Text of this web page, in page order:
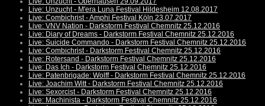
Live: Unzucht - M'era Luna Festival Hildesheim 12.08.2017
Live: Combichrist - Amphi Festival Köln 23.07.2017
Live: VNV Nation - Darkstorm Festival Chemnitz 25.12.2016
Live: Diary of Dreams - Darkstorm Festival Chemnitz 25.12.2016
Live: Suicide Commando - Darkstorm Festival Chemnitz 25.12.2016
Live: Combichrist - Darkstorm Festival Chemnitz 25.12.2016
Live: Rotersand - Darkstorm Festival Chemnitz 25.12.2016
Live: Das Ich - Darkstorm Festival Chemnitz 25.12.2016
Live: Patenbrigade: Wolff - Darkstorm Festival Chemnitz 25.12.2016
Live: Joachim Witt - Darkstorm Festival Chemnitz 25.12.2016
Live: Sexorcist - Darkstorm Festival Chemnitz 25.12.2016
Live: Machinista - Darkstorm Festival Chemnitz 25.12.2016